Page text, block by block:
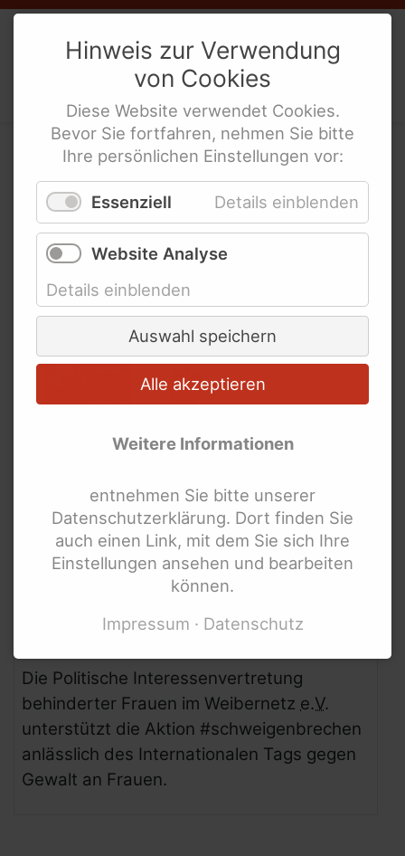
Netzwerke und
behinderte Frauen
Links für Lesben und LSBTIQ* mit
Links für Mädchen mit Behinderung
Bundesweite Organisationen für
Menschen mit Behinderung
Bundesweite Frauenorganisationen
Bundesministerien und mehr
Internationale Links
Weibernetze.V.
Politische Interes­sen­ver­tre­tung
behinderte Frauen
Aktuelles & Archiviertes
2020
Nov. 2020
Wir brechen das Schweigen!
Die Politische Interessenvertretung
behinderter Frauen im Weibernetz e.V.
unterstützt die Aktion #schweigenbrechen
anlässlich des Internationalen Tags gegen
Gewalt an Frauen.
Hinweis zur Verwendung
von Cookies
Diese Website verwendet Cookies.
Bevor Sie fortfahren, nehmen Sie bitte
Ihre persönlichen Einstellungen vor:
Essenziell Details einblenden
Website Analyse
Details einblenden
Auswahl speichern
Alle akzeptieren
Weitere Informationen
entnehmen Sie bitte unserer
Datenschutzerklärung. Dort finden Sie
auch einen Link, mit dem Sie sich Ihre
Einstellungen ansehen und bearbeiten
können.
Impressum
Datenschutz